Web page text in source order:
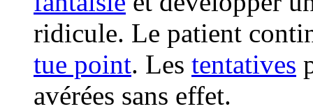
ridicule. Le patient
tue point. Les tentatives
avérées sans effet.